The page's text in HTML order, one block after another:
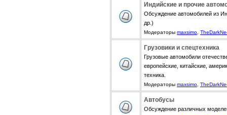
Индийские и прочие
Обсуждение автомобилей из
др.)
Модераторы maxsimo
Грузовики и спецтехника
Грузовые автомобили
европейские, китайские,
техника.
Модераторы maxsimo
Автобусы
Обсуждение различных